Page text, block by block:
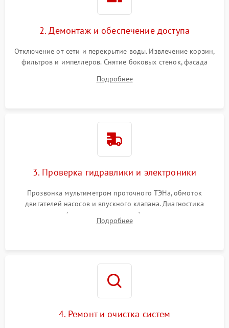
2. Демонтаж и обеспечение доступа
Отключение от сети и перекрытие воды. Извлечение корзин,
фильтров и импеллеров. Снятие боковых стенок, фасада
циркуляционному насосу, ТЭНу и сливной помпе.
Подробнее
3. Проверка гидравлики и электроники
Прозвонка мультиметром проточного ТЭНа, обмоток
двигателей насосов и впускного клапана. Диагностика
прессостата (датчика уровня воды), датчика мутности,
концевика дверцы и электронного модуля управления.
Подробнее
4. Ремонт и очистка систем